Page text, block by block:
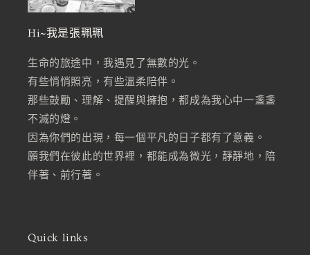
Hi~我是張珮珮
生命的旅途中，我遇見了無數的光。
有些悄悄照亮，有些溫柔陪伴。
那些鼓勵、理解、提醒與擁抱，都成為我心中一盞盞
不滅的燈。
因為你們的出現，每一個平凡的日子都有了意義。
願我們在彼此的世界裡，都能成為微光，靜靜地，陪
伴著、前行著。
Quick links